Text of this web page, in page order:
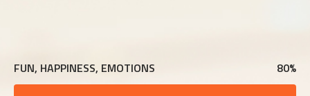
80%
FUN, HAPPINESS, EMOTIONS